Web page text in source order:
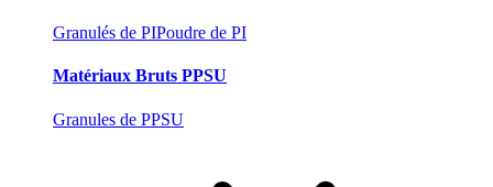
Granulés de PIPoudre de PI
Matériaux Bruts PPSU
Granules de PPSU